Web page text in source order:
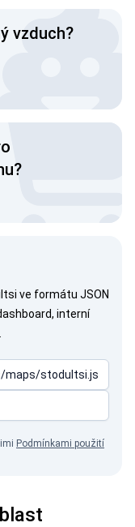
vzduch?
ve formátu JSON
interní
Podmínkami použití